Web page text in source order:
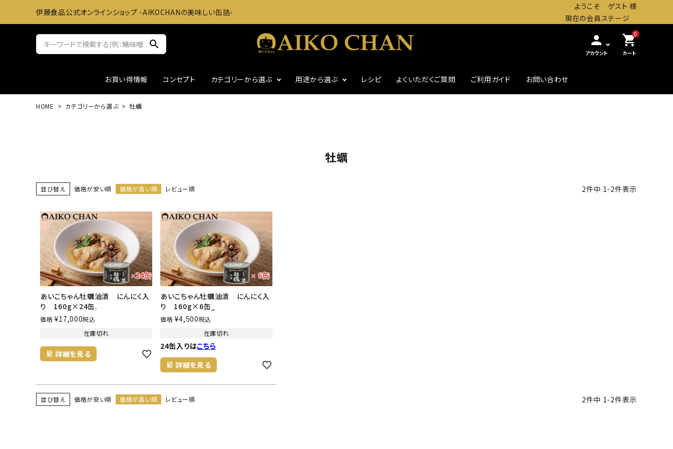
伊藤食品公式オンラインショップ -AIKOCHANの美味しい缶詰-
ようこそ ゲスト 様
現在の会員ステージ
search person
アカウント
0
shopping_cart
カート
お買い得情報 コンセプト カテゴリーから選ぶ 用途から選ぶ レシピ よくいただくご質問 ご利用ガイド お問い合わせ
HOME カテゴリーから選ぶ 牡蠣
牡蠣
並び替え 価格が安い順 価格が高い順 レビュー順 2件中 1-2件表示
あいこちゃん牡蠣油漬 にんにく入
り 160g×24缶.
価格 ¥17,000税込
在庫切れ
詳細を見る
あいこちゃん牡蠣油漬 にんにく入
り 160g×6缶_
価格 ¥4,500税込
在庫切れ
24缶入りはこちら
詳細を見る
並び替え 価格が安い順 価格が高い順 レビュー順 2件中 1-2件表示